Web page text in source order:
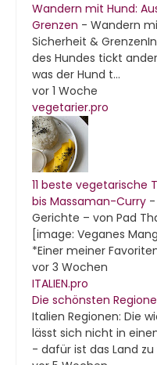
Wandern mit Hund:
Grenzen - Wandern
Sicherheit &
des Hundes tickt
was der Hund t...
vor 1 Woche
vegetarier.pro
11 beste vegetarische
bis Massaman-Curry -
Gerichte – von Pad
[image: Veganes
*Einer meiner
vor 3 Wochen
ITALIEN.pro
Die schönsten
Italien Regionen: Die
lässt sich nicht in
- dafür ist das Land